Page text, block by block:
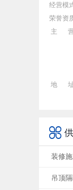
经营模
荣誉资
主 营
地 址

装修
吊顶